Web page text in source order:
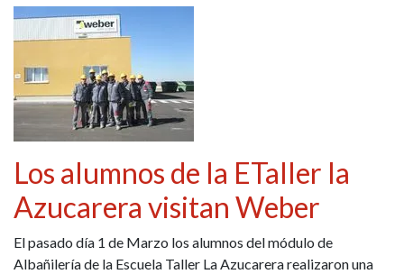
Los alumnos de la ETaller la
Azucarera visitan Weber
El pasado día 1 de Marzo los alumnos del módulo de
Albañilería de la Escuela Taller La Azucarera realizaron una